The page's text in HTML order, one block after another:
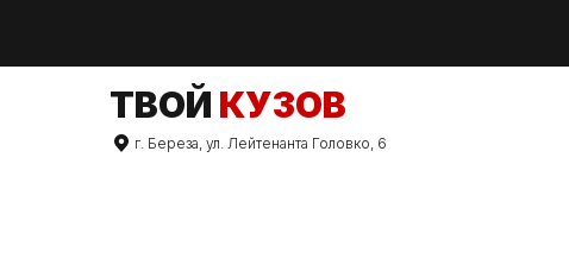
TВОЙ КУЗОВ
г. Береза, ул. Лейтенанта Головко, 6